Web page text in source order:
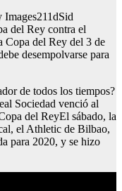
del Rey contra el
del Rey del 3 de
desempolvarse para
de todos los tiempos?
Sociedad venció al
del ReyEl sábado, la
el Athletic de Bilbao,
para 2020, y se hizo